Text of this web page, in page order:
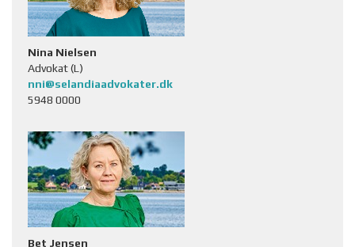
Nina Nielsen
Advokat (L)
nni@selandiaadvokater.dk
5948 0000
Bet Jensen